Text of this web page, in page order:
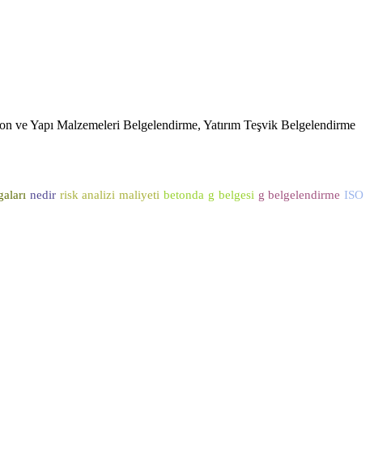
Yapı Malzemeleri Belgelendirme, Yatırım Teşvik Belgelendirme
nedir risk analizi maliyeti betonda g belgesi g belgelendirme ISO